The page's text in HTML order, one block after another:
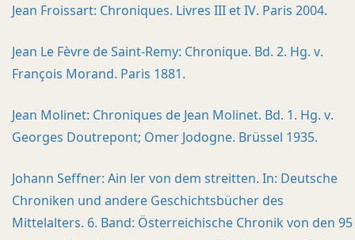
Jean Froissart: Chroniques. Livres III et IV. Paris 2004.
Jean Le Fèvre de Saint-Remy: Chronique. Bd. 2. Hg. v.
François Morand. Paris 1881.
Jean Molinet: Chroniques de Jean Molinet. Bd. 1. Hg. v.
Georges Doutrepont; Omer Jodogne. Brüssel 1935.
Johann Seffner: Ain ler von dem streitten. In: Deutsche
Chroniken und andere Geschichtsbücher des
Mittelalters. 6. Band: Österreichische Chronik von den 95